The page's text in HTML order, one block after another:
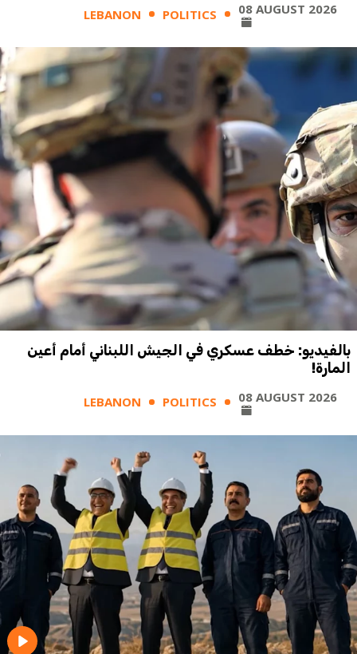
LEBANON POLITICS 08 AUGUST 2026
بالفيديو: خطف عسكري في الجيش اللبناني أمام أعين
المارة!
LEBANON POLITICS 08 AUGUST 2026